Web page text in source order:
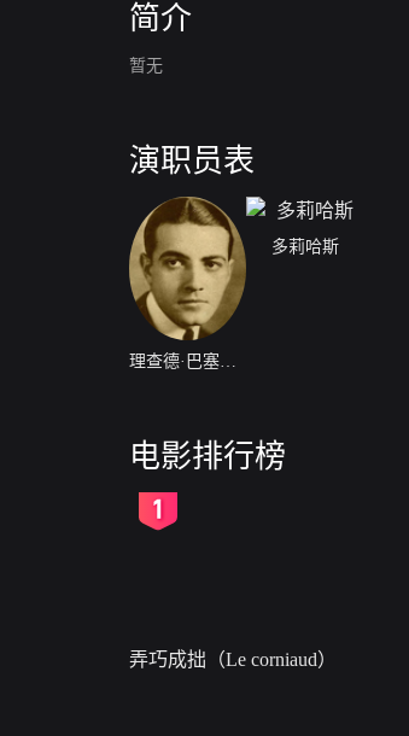
简介
暂无
演职员表
多莉哈斯
电影排行榜
弄巧成拙（Le corniaud）